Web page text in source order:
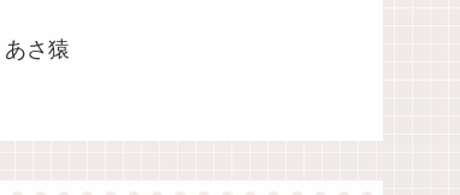
あさ猿